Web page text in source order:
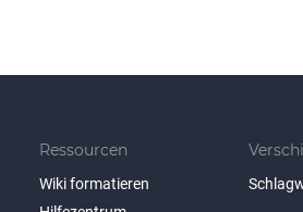
Ressourcen
Wiki formatieren